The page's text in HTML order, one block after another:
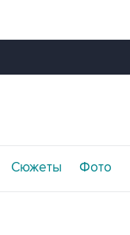
Сюжеты Фото